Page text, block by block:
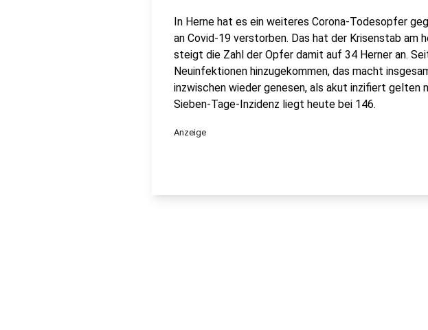
In Herne hat es ein weiteres Corona-Todesopfer
an Covid-19 verstorben. Das hat der Krisenstab
steigt die Zahl der Opfer damit auf 34 Herner an.
Neuinfektionen hinzugekommen, das macht
inzwischen wieder genesen, als akut inzifiert gelten
Sieben-Tage-Inzidenz liegt heute bei 146.
Anzeige